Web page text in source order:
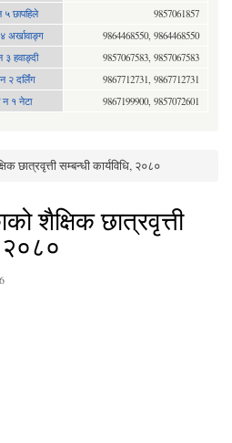
५ छापहिले
9857061857
अर्खावाङ्ग
9864468550, 9864468550
३ हवाङ्दी
9857067583, 9857067583
२ दर्लिंग
9867712731, 9867712731
न १ नेटा 9867199900, 9857072601
छात्रवृत्ती सम्बन्धी कार्यविधि, २०८०
शैक्षिक छात्रवृत्ती
२०८०